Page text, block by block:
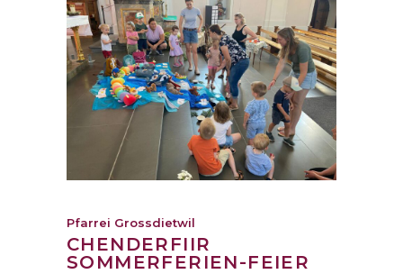
Pfarrei Grossdietwil
CHENDERFIIR
SOMMERFERIEN-FEIER